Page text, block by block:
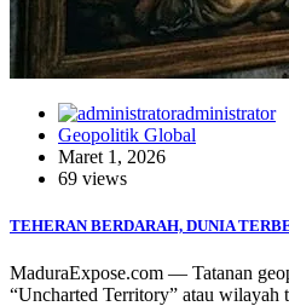
administrator
Geopolitik Global
Maret 1, 2026
69 views
TEHERAN BERDARAH, DUNIA
MaduraExpose.com — Tatanan
“Uncharted Territory” atau wilayah